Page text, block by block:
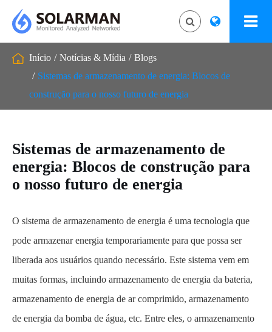
Início Notícias & Mídia
Blogs
Sistemas de armazenamento de energia: Blocos de
construção para o nosso futuro de energia
Sistemas de armazenamento de
energia: Blocos de construção para
o nosso futuro de energia
O sistema de armazenamento de energia é uma tecnologia que
pode armazenar energia temporariamente para que possa ser
liberada aos usuários quando necessário. Este sistema vem em
muitas formas, incluindo armazenamento de energia da bateria,
armazenamento de energia de ar comprimido, armazenamento
de energia da bomba de água, etc. Entre eles, o armazenamento